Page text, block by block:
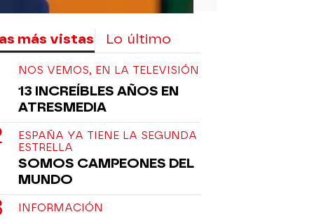
más vistas Lo último
NOS VEMOS, EN LA TELEVISIÓN
13 INCREÍBLES AÑOS EN
ATRESMEDIA
ESPAÑA YA TIENE LA SEGUNDA
ESTRELLA
SOMOS CAMPEONES DEL
MUNDO
INFORMACIÓN